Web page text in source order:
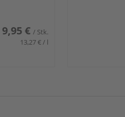
9,95 € / Stk.
13,27 € / l